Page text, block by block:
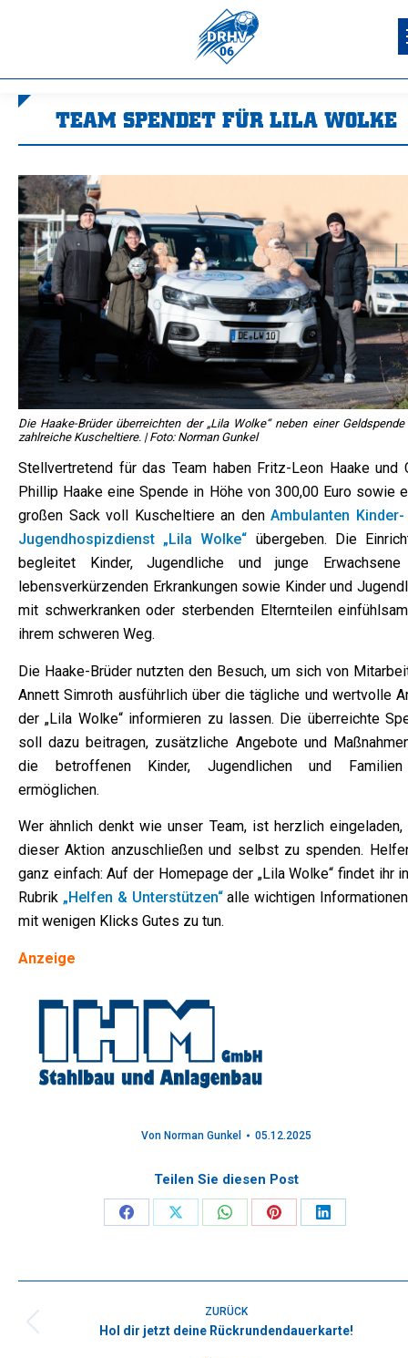
TEAM SPENDET FÜR LILA WOLKE
Die Haake-Brüder überreichten der „Lila Wolke“ neben einer
zahlreiche Kuscheltiere. | Foto: Norman Gunkel
Stellvertretend für das Team haben Fritz-Leon Haake und
Phillip Haake eine Spende in Höhe von 300,00 Euro sowie
großen Sack voll Kuscheltiere an den Ambulanten
Jugendhospizdienst „Lila Wolke“ übergeben. Die
begleitet Kinder, Jugendliche und junge
lebensverkürzenden Erkrankungen sowie Kinder und
mit schwerkranken oder sterbenden Elternteilen
ihrem schweren Weg.
Die Haake-Brüder nutzten den Besuch, um sich von
Annett Simroth ausführlich über die tägliche und wertvolle
der „Lila Wolke“ informieren zu lassen. Die überreichte
soll dazu beitragen, zusätzliche Angebote und
die betroffenen Kinder, Jugendlichen und
ermöglichen.
Wer ähnlich denkt wie unser Team, ist herzlich eingeladen,
dieser Aktion anzuschließen und selbst zu spenden.
ganz einfach: Auf der Homepage der „Lila Wolke“ findet ihr
Rubrik „Helfen & Unterstützen“alle wichtigen
mit wenigen Klicks Gutes zu tun.
Anzeige
Von Norman Gunkel 05.12.2025
Teilen Sie diesen Post
Share
Facebook
Share
X
Share
WhatsApp
Share
Pinterest
Share
LinkedIn
ZURÜCK
Vorheriger
Hol dir jetzt deine Rückrundendauerkarte!